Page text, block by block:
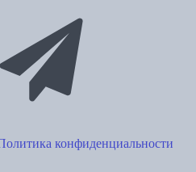
конфиденциальности